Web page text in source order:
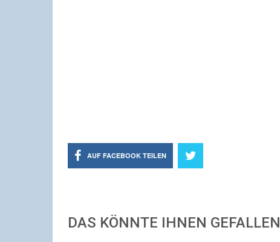
AUF FACEBOOK TEILEN
DAS KÖNNTE IHNEN GEFALLEN